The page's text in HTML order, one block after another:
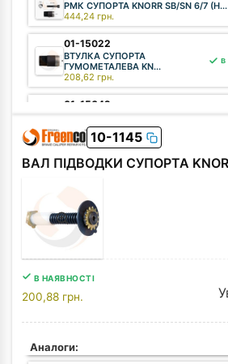
РМК СУПОРТА KNORR SB/SN 6/7 (Н...
444,24 грн.
01-15022
ВТУЛКА СУПОРТА
ГУМОМЕТАЛЕВА KN...
208,62 грн.
в
01-15042
СУПОРТА...
28,98грн.
10-1145
ВАЛ ПІДВОДКИ СУПОРТА
В НАЯВНОСТІ
200,88 грн.
Аналоги: